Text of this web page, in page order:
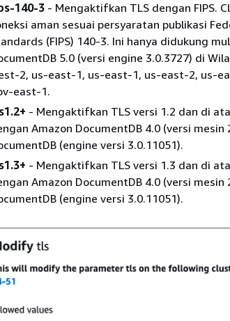
140-3 - Mengaktifkan TLS dengan FIPS.
aman sesuai persyaratan publikasi
(FIPS) 140-3. Ini hanya didukung
5.0 (versi engine 3.0.3727) di
2, us-east-1, us-east-1, us-east-2, us-
east-1.
- Mengaktifkan TLS versi 1.2 dan di
Amazon DocumentDB 4.0 (versi mesin
(engine versi 3.0.11051).
- Mengaktifkan TLS versi 1.3 dan di
Amazon DocumentDB 4.0 (versi mesin
(engine versi 3.0.11051).